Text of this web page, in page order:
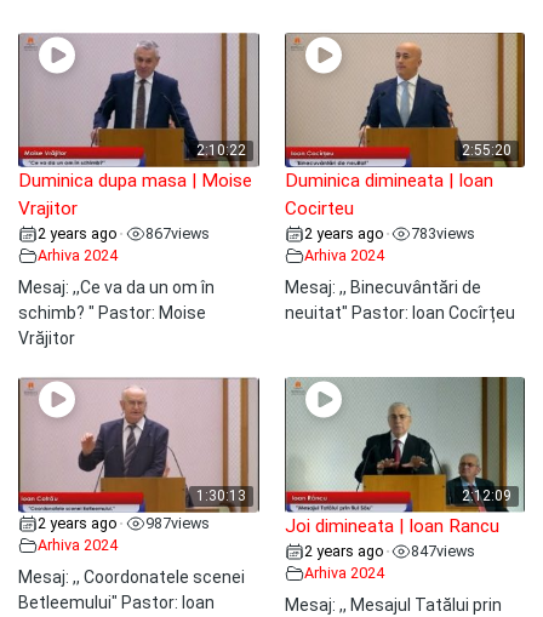
2:10:22
Duminica dupa masa | Moise
Vrajitor
2 years ago • 867views
Arhiva 2024
Mesaj: ,,Ce va da un om în
schimb? " Pastor: Moise
Vrăjitor
2:55:20
Duminica dimineata | Ioan
Cocirteu
2 years ago • 783views
Arhiva 2024
Mesaj: ,, Binecuvântări de
neuitat" Pastor: Ioan Cocîrțeu
1:30:13
2 years ago • 987views
Arhiva 2024
Mesaj: ,, Coordonatele scenei
Betleemului" Pastor: Ioan
2:12:09
Joi dimineata | Ioan Rancu
2 years ago • 847views
Arhiva 2024
Mesaj: ,, Mesajul Tatălui prin